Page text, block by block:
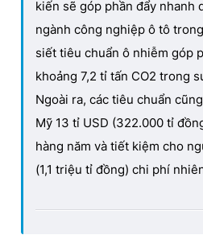
kiến sẽ góp phần đẩy nhanh
ngành công nghiệp ô tô
siết tiêu chuẩn ô nhiễm góp
khoảng 7,2 tỉ tấn CO2 trong
Ngoài ra, các tiêu chuẩn
Mỹ 13 tỉ USD (322.000 tỉ
hàng năm và tiết kiệm cho
(1,1 triệu tỉ đồng) chi phí